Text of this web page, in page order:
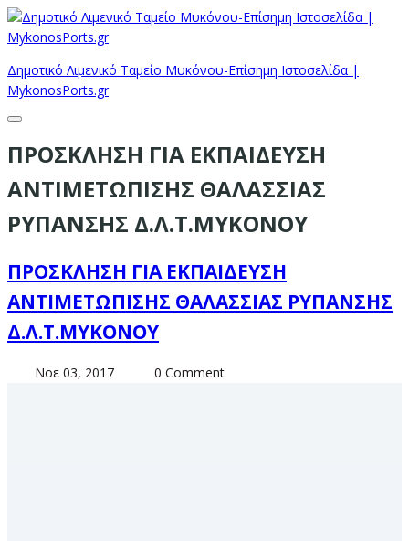
Δημοτικό Λιμενικό Ταμείο Μυκόνου-Επίσημη Ιστοσελίδα |
MykonosPorts.gr
ΠΡΟΣΚΛΗΣΗ ΓΙΑ ΕΚΠΑΙΔΕΥΣΗ
ΑΝΤΙΜΕΤΩΠΙΣΗΣ ΘΑΛΑΣΣΙΑΣ
ΡΥΠΑΝΣΗΣ Δ.Λ.Τ.ΜΥΚΟΝΟΥ
ΠΡΟΣΚΛΗΣΗ ΓΙΑ ΕΚΠΑΙΔΕΥΣΗ
ΑΝΤΙΜΕΤΩΠΙΣΗΣ ΘΑΛΑΣΣΙΑΣ ΡΥΠΑΝΣΗΣ
Δ.Λ.Τ.ΜΥΚΟΝΟΥ
Νοε 03, 2017 0 Comment